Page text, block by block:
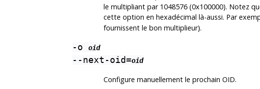
le multipliant par 1048576 (0x100000). Notez
cette option en hexadécimal là-aussi. Par
fournissent le bon multiplieur).
-o oid
--next-oid=oid
Configure manuellement le prochain OID.